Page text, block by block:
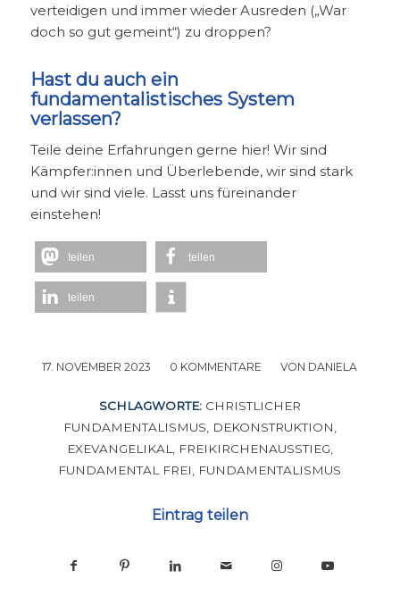
verteidigen und immer wieder Ausreden („War
doch so gut gemeint“) zu droppen?
Hast du auch ein
fundamentalistisches System
verlassen?
Teile deine Erfahrungen gerne hier! Wir sind
Kämpfer:innen und Überlebende, wir sind stark
und wir sind viele. Lasst uns füreinander
einstehen!
teilen teilen
teilen
17. NOVEMBER 2023
/ 0 KOMMENTARE
/ VON DANIELA
SCHLAGWORTE: CHRISTLICHER
FUNDAMENTALISMUS, DEKONSTRUKTION,
EXEVANGELIKAL, FREIKIRCHENAUSSTIEG,
FUNDAMENTAL FREI, FUNDAMENTALISMUS
Eintrag teilen